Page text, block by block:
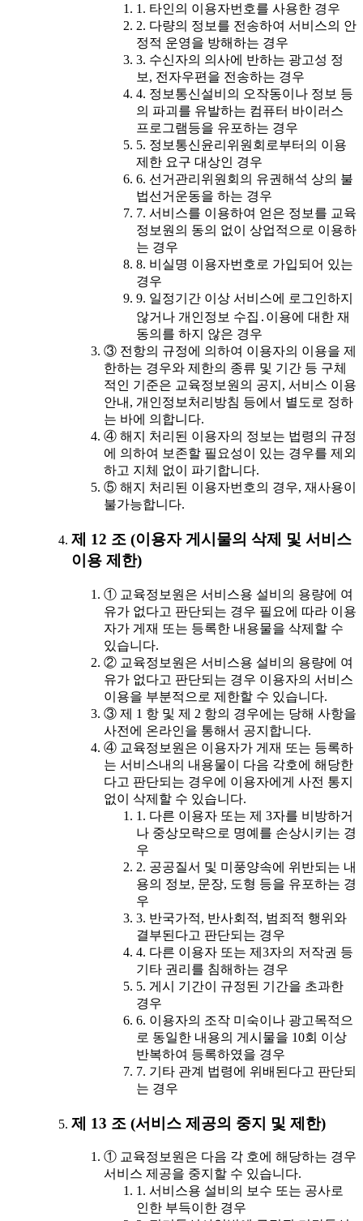
1. 타인의 이용자번호를 사용한 경우
2. 다량의 정보를 전송하여 서비스의 안
정적 운영을 방해하는 경우
3. 수신자의 의사에 반하는 광고성 정
보, 전자우편을 전송하는 경우
4. 정보통신설비의 오작동이나 정보 등
의 파괴를 유발하는 컴퓨터 바이러스
프로그램등을 유포하는 경우
5. 정보통신윤리위원회로부터의 이용
제한 요구 대상인 경우
6. 선거관리위원회의 유권해석 상의 불
법선거운동을 하는 경우
7. 서비스를 이용하여 얻은 정보를 교육
정보원의 동의 없이 상업적으로 이용하
는 경우
8. 비실명 이용자번호로 가입되어 있는
경우
9. 일정기간 이상 서비스에 로그인하지
않거나 개인정보 수집․이용에 대한 재
동의를 하지 않은 경우
③ 전항의 규정에 의하여 이용자의 이용을 제
한하는 경우와 제한의 종류 및 기간 등 구체
적인 기준은 교육정보원의 공지, 서비스 이용
안내, 개인정보처리방침 등에서 별도로 정하
는 바에 의합니다.
④ 해지 처리된 이용자의 정보는 법령의 규정
에 의하여 보존할 필요성이 있는 경우를 제외
하고 지체 없이 파기합니다.
⑤ 해지 처리된 이용자번호의 경우, 재사용이
불가능합니다.
제 12 조 (이용자 게시물의 삭제 및 서비스
이용 제한)
① 교육정보원은 서비스용 설비의 용량에 여
유가 없다고 판단되는 경우 필요에 따라 이용
자가 게재 또는 등록한 내용물을 삭제할 수
있습니다.
② 교육정보원은 서비스용 설비의 용량에 여
유가 없다고 판단되는 경우 이용자의 서비스
이용을 부분적으로 제한할 수 있습니다.
③ 제 1 항 및 제 2 항의 경우에는 당해 사항을
사전에 온라인을 통해서 공지합니다.
④ 교육정보원은 이용자가 게재 또는 등록하
는 서비스내의 내용물이 다음 각호에 해당한
다고 판단되는 경우에 이용자에게 사전 통지
없이 삭제할 수 있습니다.
1. 다른 이용자 또는 제 3자를 비방하거
나 중상모략으로 명예를 손상시키는 경
우
2. 공공질서 및 미풍양속에 위반되는 내
용의 정보, 문장, 도형 등을 유포하는 경
우
3. 반국가적, 반사회적, 범죄적 행위와
결부된다고 판단되는 경우
4. 다른 이용자 또는 제3자의 저작권 등
기타 권리를 침해하는 경우
5. 게시 기간이 규정된 기간을 초과한
경우
6. 이용자의 조작 미숙이나 광고목적으
로 동일한 내용의 게시물을 10회 이상
반복하여 등록하였을 경우
7. 기타 관계 법령에 위배된다고 판단되
는 경우
제 13 조 (서비스 제공의 중지 및 제한)
① 교육정보원은 다음 각 호에 해당하는 경우
서비스 제공을 중지할 수 있습니다.
1. 서비스용 설비의 보수 또는 공사로
인한 부득이한 경우